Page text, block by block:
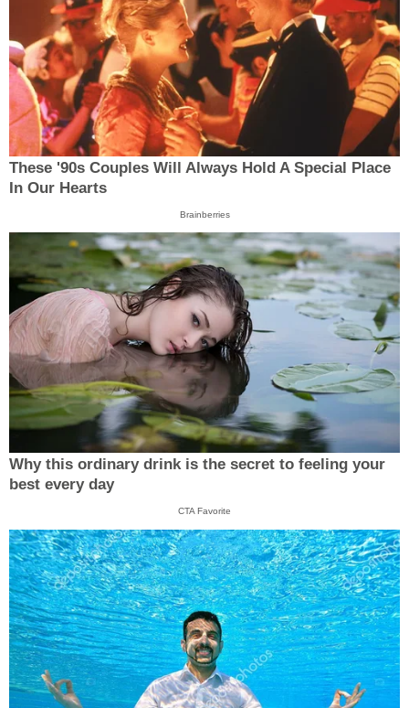
These '90s Couples Will Always Hold A Special Place
In Our Hearts
Brainberries
Why this ordinary drink is the secret to feeling your
best every day
CTA Favorite